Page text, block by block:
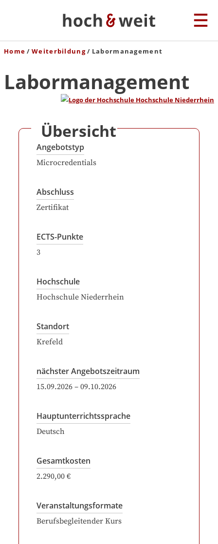
Home Weiterbildung Labormanagement
Labormanagement
Übersicht
Angebotstyp
Microcredentials
Abschluss
Zertifikat
ECTS-Punkte
3
Hochschule
Hochschule Niederrhein
Standort
Krefeld
nächster Angebotszeitraum
15.09.2026 – 09.10.2026
Hauptunterrichtssprache
Deutsch
Gesamtkosten
2.290,00 €
Veranstaltungsformate
Berufsbegleitender Kurs